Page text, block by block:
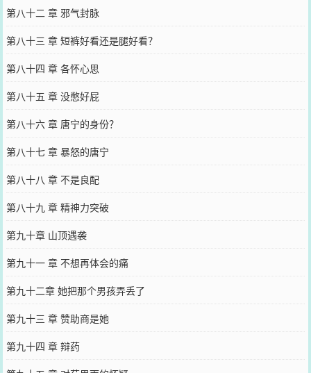
第八十二 章 邪气封脉
第八十三 章 短裤好看还是腿好看？
第八十四 章 各怀心思
第八十五 章 没憋好屁
第八十六 章 唐宁的身份？
第八十七 章 暴怒的唐宁
第八十八 章 不是良配
第八十九 章 精神力突破
第九十章 山顶遇袭
第九十一 章 不想再体会的痛
第九十二章 她把那个男孩弄丢了
第九十三 章 赞助商是她
第九十四 章 辩药